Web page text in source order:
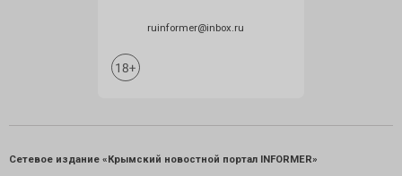
ruinformer@inbox.ru
Сетевое издание «Крымский новостной портал INFORMER»